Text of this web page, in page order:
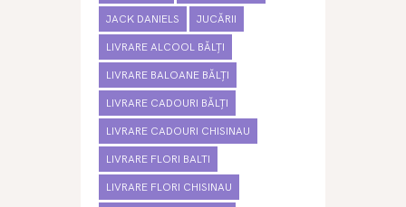
JACK DANIELS JUCĂRII
LIVRARE ALCOOL BĂLȚI
LIVRARE BALOANE BĂLȚI
LIVRARE CADOURI BĂLȚI
LIVRARE CADOURI CHISINAU
LIVRARE FLORI BALTI
LIVRARE FLORI CHISINAU